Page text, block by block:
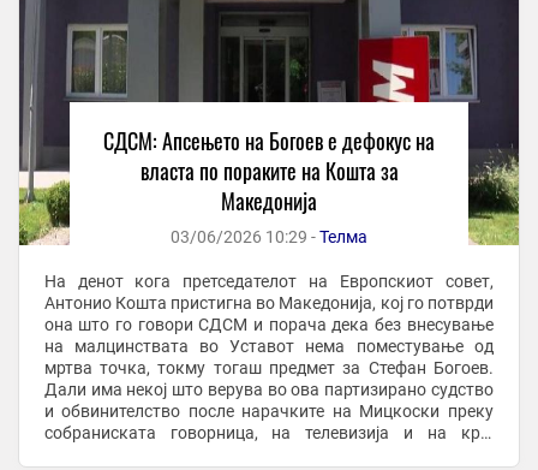
СДСМ: Апсењето на Богоев е дефокус на
власта по пораките на Кошта за
Македонија
03/06/2026 10:29 -Телма
На денот кога претседателот на Европскиот совет,
Антонио Кошта пристигна во Македонија, кој го потврди
она што го говори СДСМ и порача дека без внесување
на малцинствата во Уставот нема поместување од
мртва точка, токму тогаш предмет за Стефан Богоев.
Дали има некој што верува во ова партизирано судство
и обвинителство после нарачките на Мицкоски преку
собраниската говорница, на телевизија и на крај